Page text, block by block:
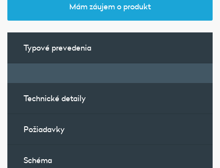
Mám záujem o produkt
Typové prevedenia
Technické detaily
Požiadavky
Schéma